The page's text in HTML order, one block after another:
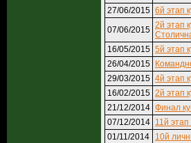
27/06/2015 6й этап
07/06/2015 2й этап
16/05/2015 5й этап
26/04/2015
29/03/2015 4й этап
16/02/2015 2й этап
21/12/2014 Финал
07/12/2014 11й
01/11/2014
10й